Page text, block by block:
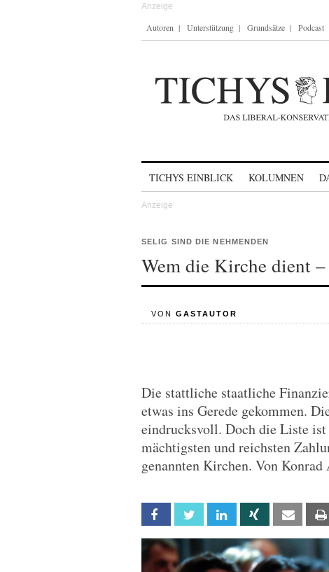
Autoren Unterstützung Grundsätze Podcast
TICHYS EINBLICK KOLUMNEN
SELIG SIND DIE NEHMENDEN
Wem die Kirche dient
VON GASTAUTOR
Die stattliche staatliche
etwas ins Gerede gekommen.
eindrucksvoll. Doch die Liste
mächtigsten und reichsten
genannten Kirchen. Von Konrad
Facebook Twitter Linkedin Xing Email